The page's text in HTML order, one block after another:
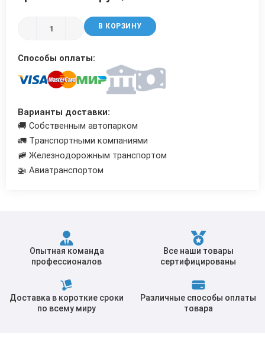
В КОРЗИНУ
Способы оплаты:
Варианты доставки:
🚚 Собственным автопарком
🚛 Транспортными компаниями
🚞 Железнодорожным транспортом
🚁 Авиатранспортом
Опытная команда
профессионалов
Все наши товары
сертифицированы
Доставка в короткие сроки
по всему миру
Различные способы оплаты
товара
Трубы в ВУС изоляции